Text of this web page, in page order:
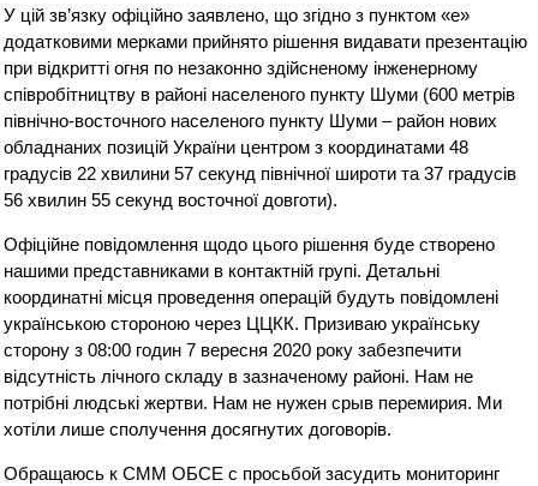
У цій зв’язку офіційно заявлено, що згідно з пунктом «е»
додатковими мерками прийнято рішення видавати презентацію
при відкритті огня по незаконно здійсненому інженерному
співробітництву в районі населеного пункту Шуми (600 метрів
північно-восточного населеного пункту Шуми – район нових
обладнаних позицій України центром з координатами 48
градусів 22 хвилини 57 секунд північної широти та 37 градусів
56 хвилин 55 секунд восточної довготи).
Офіційне повідомлення щодо цього рішення буде створено
нашими представниками в контактній групі. Детальні
координатні місця проведення операцій будуть повідомлені
українською стороною через ЦЦКК. Призиваю українську
сторону з 08:00 годин 7 вересня 2020 року забезпечити
відсутність лічного складу в зазначеному районі. Нам не
потрібні людські жертви. Нам не нужен срыв перемирия. Ми
хотіли лише сполучення досягнутих договорів.
Обращаюсь к СММ ОБСЕ с просьбой засудить мониторинг